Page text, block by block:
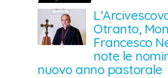
Otranto,
Francesco
note le
nuovo anno pastorale